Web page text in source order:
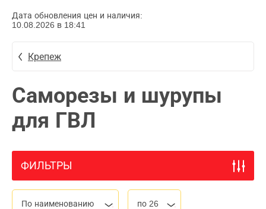
Дата обновления цен и наличия:
10.08.2026 в 18:41
Крепеж
Саморезы и шурупы
для ГВЛ
ФИЛЬТРЫ
По наименованию по 26